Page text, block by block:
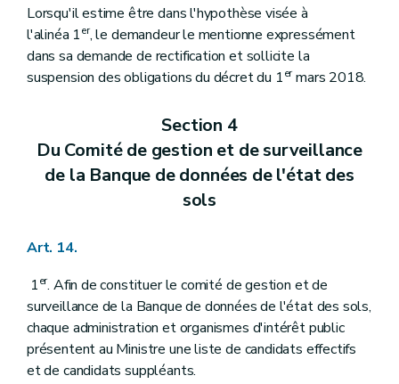
Lorsqu'il estime être dans l'hypothèse visée à
l'alinéa 1er, le demandeur le mentionne expressément
dans sa demande de rectification et sollicite la
suspension des obligations du décret du 1ermars 2018.
Section 4
Du Comité de gestion et de surveillance
de la Banque de données de l'état des
sols
Art. 14.
1er. Afin de constituer le comité de gestion et de
surveillance de la Banque de données de l'état des sols,
chaque administration et organismes d'intérêt public
présentent au Ministre une liste de candidats effectifs
et de candidats suppléants.